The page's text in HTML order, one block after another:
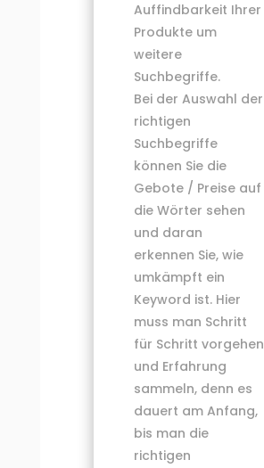
Auffindbarkeit Ihrer
Produkte um
weitere
Suchbegriffe.
Bei der Auswahl der
richtigen
Suchbegriffe
können Sie die
Gebote / Preise auf
die Wörter sehen
und daran
erkennen Sie, wie
umkämpft ein
Keyword ist. Hier
muss man Schritt
für Schritt vorgehen
und Erfahrung
sammeln, denn es
dauert am Anfang,
bis man die
richtigen